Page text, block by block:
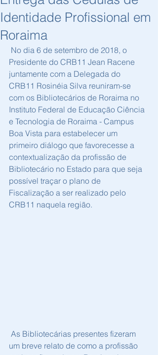
Identidade Profissional em
Roraima
Presidente do CRB11 Jean Racene
juntamente com a Delegada do
CRB11 Rosinéia Silva reuniram-se
com os Bibliotecários de Roraima no
Instituto Federal de Educação Ciência
e Tecnologia de Roraima - Campus
Boa Vista para estabelecer um
primeiro diálogo que favorecesse a
contextualização da profissão de
Bibliotecário no Estado para que seja
possível traçar o plano de
Fiscalização a ser realizado pelo
CRB11 naquela região.
um breve relato de como a profissão